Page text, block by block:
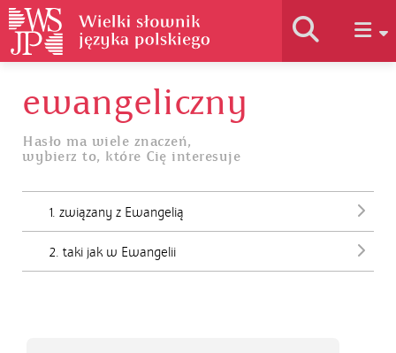
Historia słownika
Jak korzystać
Podstawy naukowe
ewangeliczny
Hasło ma wiele znaczeń,
wybierz to, które Cię interesuje
1. związany z Ewangelią
2. taki jak w Ewangelii